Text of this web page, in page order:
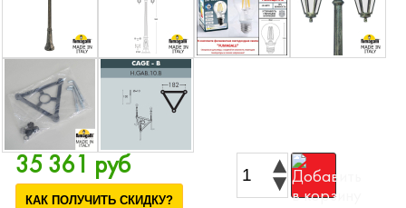
35 361 руб
КАК ПОЛУЧИТЬ СКИДКУ?